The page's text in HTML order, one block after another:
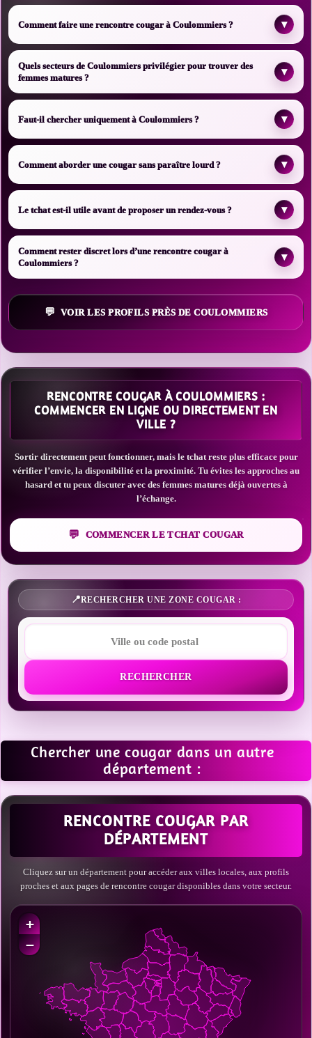
Comment faire une rencontre cougar à Coulommiers ? ▾
Quels secteurs de Coulommiers privilégier pour trouver des
femmes matures ?
▾
Faut-il chercher uniquement à Coulommiers ? ▾
Comment aborder une cougar sans paraître lourd ? ▾
Le tchat est-il utile avant de proposer un rendez-vous ? ▾
Comment rester discret lors d’une rencontre cougar à
Coulommiers ?
▾
VOIR LES PROFILS PRÈS DE COULOMMIERS
RENCONTRE COUGAR À COULOMMIERS :
COMMENCER EN LIGNE OU DIRECTEMENT EN
VILLE ?
Sortir directement peut fonctionner, mais le tchat reste plus efficace pour
vérifier l’envie, la disponibilité et la proximité. Tu évites les approches au
hasard et tu peux discuter avec des femmes matures déjà ouvertes à
l’échange.
COMMENCER LE TCHAT COUGAR
RECHERCHER UNE ZONE COUGAR :
RECHERCHER
Chercher une cougar dans un autre
département :
RENCONTRE COUGAR PAR
DÉPARTEMENT
Cliquez sur un département pour accéder aux villes locales, aux profils
proches et aux pages de rencontre cougar disponibles dans votre secteur.
+
−